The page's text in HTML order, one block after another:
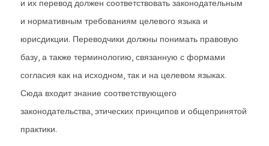
и их перевод должен соответствовать законодательным
и нормативным требованиям целевого языка и
юрисдикции. Переводчики должны понимать правовую
базу, а также терминологию, связанную с формами
согласия как на исходном, так и на целевом языках.
Сюда входит знание соответствующего
законодательства, этических принципов и общепринятой
практики.